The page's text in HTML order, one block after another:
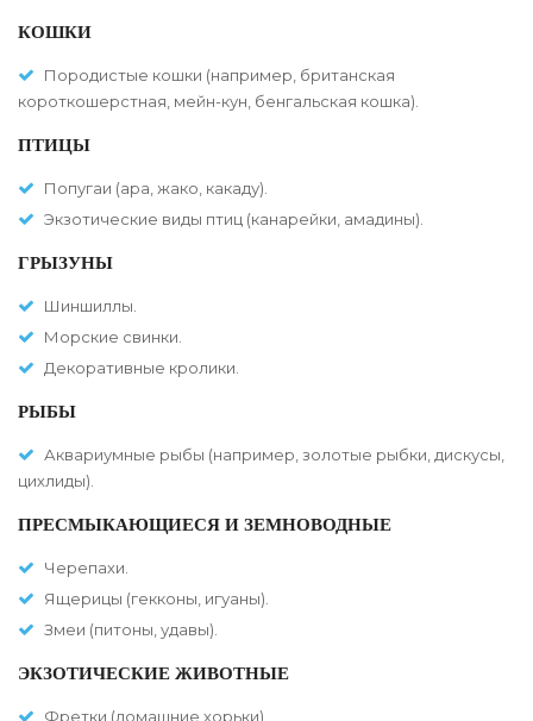
КОШКИ
Породистые кошки (например, британская
короткошерстная, мейн-кун, бенгальская кошка).
ПТИЦЫ
Попугаи (ара, жако, какаду).
Экзотические виды птиц (канарейки, амадины).
ГРЫЗУНЫ
Шиншиллы.
Морские свинки.
Декоративные кролики.
РЫБЫ
Аквариумные рыбы (например, золотые рыбки, дискусы,
цихлиды).
ПРЕСМЫКАЮЩИЕСЯ И ЗЕМНОВОДНЫЕ
Черепахи.
Ящерицы (гекконы, игуаны).
Змеи (питоны, удавы).
ЭКЗОТИЧЕСКИЕ ЖИВОТНЫЕ
Фретки (домашние хорьки).